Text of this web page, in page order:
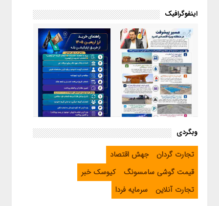
اینفوگرافیک
اینفوگرافیک / مسیر پیشرفت در
منطقه ویژه اقتصادی لامرد
اینفوگرافیک / راهنمای خرید ارز
اربعین از طریق اپلیکیشن بله
وبگردی
تجارت گردان
جهش اقتصاد
قیمت گوشی سامسونگ
کیوسک خبر
تجارت آنلاین
سرمایه فردا